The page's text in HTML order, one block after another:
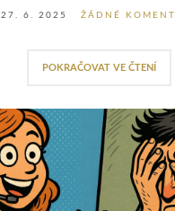
27. 6. 2025 ŽÁDNÉ
POKRAČOVAT VE ČTENÍ